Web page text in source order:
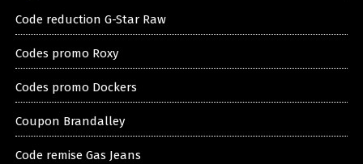
Code reduction G-Star Raw
Codes promo Roxy
Codes promo Dockers
Coupon Brandalley
Code remise Gas Jeans